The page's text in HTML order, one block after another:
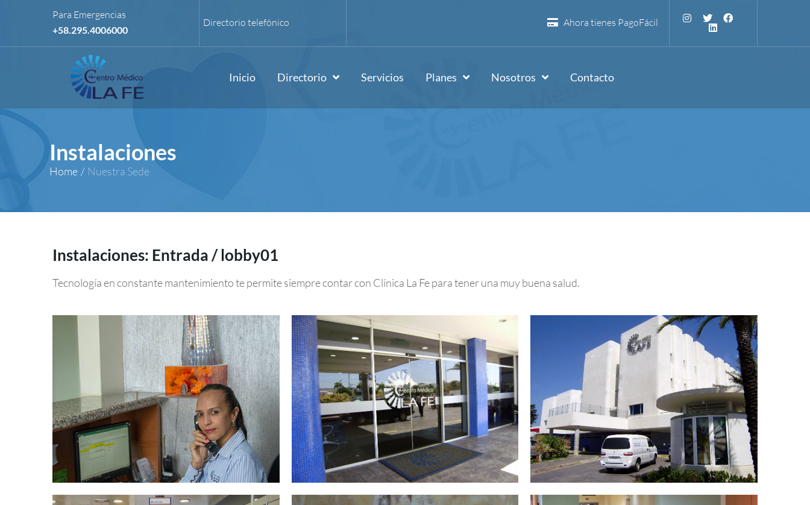
Para Emergencias
+58.295.4006000
Directorio telefónico Ahora tienes PagoFácil
Inicio Directorio Servicios Planes Nosotros Contacto
Instalaciones
Home / Nuestra Sede
Instalaciones: Entrada / lobby01
Tecnología en constante mantenimiento te permite siempre contar con Clínica La Fe para tener una muy buena salud.